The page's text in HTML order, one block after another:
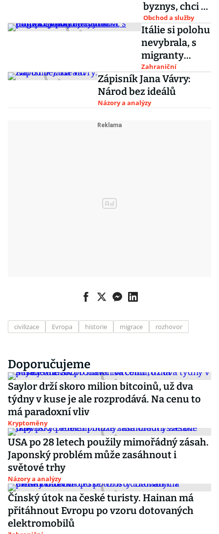
byznys, chci se
přiblížit
zahraničním
školám, říká
šéf PORG
Martin Roman
Obchod a služby
Itálie si polohu
nevybrala, s
migranty
potřebujeme
pomoci,
vzkazuje
europoslanky
Zahraniční
Zápisník Jana Vávry:
Národ bez ideálů
Názory a analýzy
civilizace Evropa historie migrace rozhovor
Doporučujeme
Saylor drží skoro milion bitcoinů, už dva
týdny v kuse je ale rozprodává. Na cenu to
má paradoxní vliv
Kryptoměny
USA po 28 letech použily mimořádný zásah.
Japonský problém může zasáhnout i
světové trhy
Názory a analýzy
Čínský útok na české turisty. Hainan má
přitáhnout Evropu po vzoru dotovaných
elektromobilů